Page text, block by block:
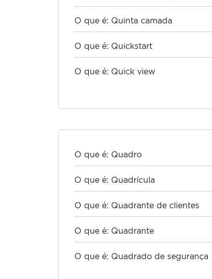
O que é: Quinta camada
O que é: Quickstart
O que é: Quick view
O que é: Quadro
O que é: Quadrícula
O que é: Quadrante de clientes
O que é: Quadrante
O que é: Quadrado de segurança